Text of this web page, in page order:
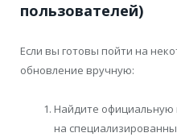
пользователей)
Если вы готовы пойти на
обновление вручную:
Найдите
на